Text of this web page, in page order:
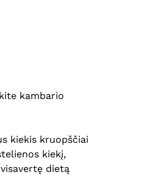
kambario
kiekis kruopščiai
kiekį,
dietą